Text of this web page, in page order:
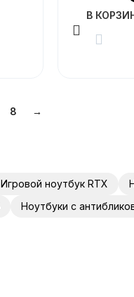
В
8 →
Игровой ноутбук RTX
Ноутбуки с